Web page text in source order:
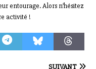
entourage. Alors n’hésitez
activité !
SUIVANT